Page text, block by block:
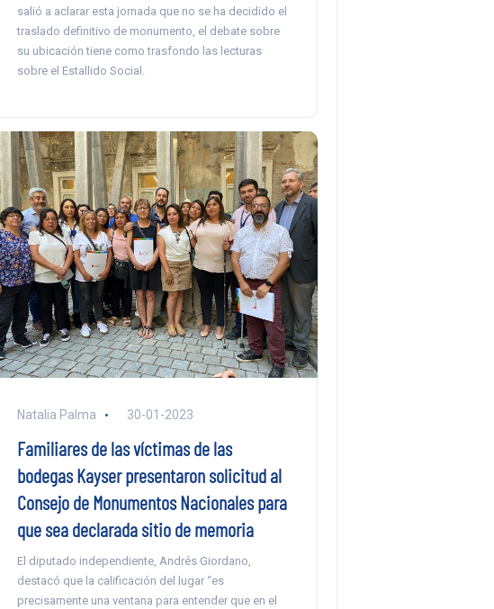
salió a aclarar esta jornada que no se ha decidido el
traslado definitivo de monumento, el debate sobre
su ubicación tiene como trasfondo las lecturas
sobre el Estallido Social.
Natalia Palma 30-01-2023
Familiares de las víctimas de las
bodegas Kayser presentaron solicitud al
Consejo de Monumentos Nacionales para
que sea declarada sitio de memoria
El diputado independiente, Andrés Giordano,
destacó que la calificación del lugar “es
precisamente una ventana para entender que en el